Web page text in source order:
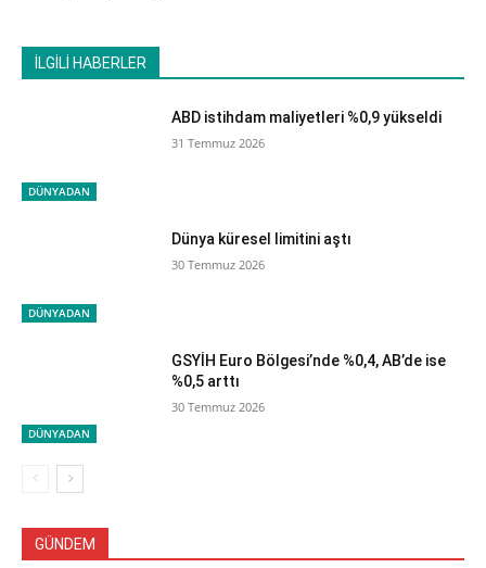
İLGİLİ HABERLER
DÜNYADAN
ABD istihdam maliyetleri %0,9 yükseldi
31 Temmuz 2026
DÜNYADAN
Dünya küresel limitini aştı
30 Temmuz 2026
DÜNYADAN
GSYİH Euro Bölgesi’nde %0,4, AB’de ise
%0,5 arttı
30 Temmuz 2026
GÜNDEM